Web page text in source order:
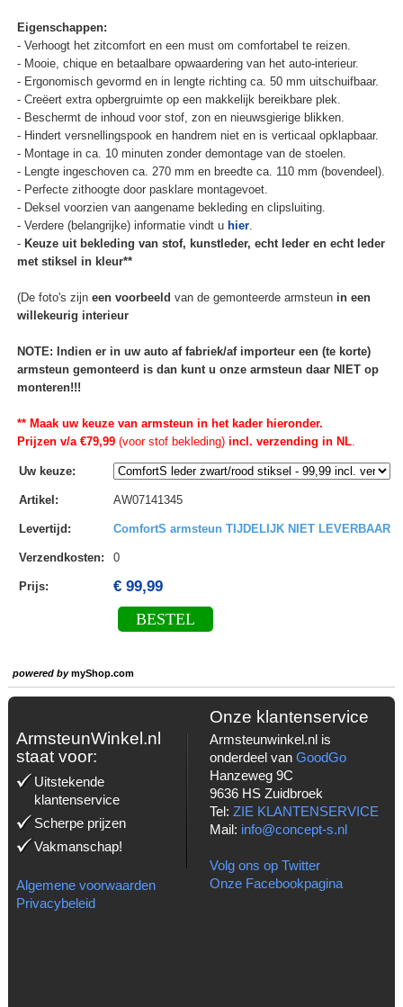
Eigenschappen:
- Verhoogt het zitcomfort en een must om comfortabel te reizen.
- Mooie, chique en betaalbare opwaardering van het auto-interieur.
- Ergonomisch gevormd en in lengte richting ca. 50 mm uitschuifbaar.
- Creëert extra opbergruimte op een makkelijk bereikbare plek.
- Beschermt de inhoud voor stof, zon en nieuwsgierige blikken.
- Hindert versnellingspook en handrem niet en is verticaal opklapbaar.
- Montage in ca. 10 minuten zonder demontage van de stoelen.
- Lengte ingeschoven ca. 270 mm en breedte ca. 110 mm (bovendeel).
- Perfecte zithoogte door pasklare montagevoet.
- Deksel voorzien van aangename bekleding en clipsluiting.
- Verdere (belangrijke) informatie vindt u hier.
- Keuze uit bekleding van stof, kunstleder, echt leder en echt leder
met stiksel in kleur**
(De foto's zijn een voorbeeld van de gemonteerde armsteun in een
willekeurig interieur
NOTE: Indien er in uw auto af fabriek/af importeur een (te korte)
armsteun gemonteerd is dan kunt u onze armsteun daar NIET op
monteren!!!
** Maak uw keuze van armsteun in het kader hieronder.
Prijzen v/a €79,99(voor stof bekleding)incl. verzending in NL.
Uw keuze:
Artikel : AW07141345
Levertijd : ComfortS armsteun TIJDELIJK NIET LEVERBAAR
Verzendkosten: 0
Prijs: € 99,99
BESTEL
powered bymyShop.com
ArmsteunWinkel.nl
staat voor:
Uitstekende
klantenservice
Scherpe prijzen
Vakmanschap!
Algemene voorwaarden
Privacybeleid
Onze klantenservice
Armsteunwinkel.nl is
onderdeel van GoodGo
Hanzeweg 9C
9636 HS Zuidbroek
Tel: ZIE KLANTENSERVICE
Mail: info@concept-s.nl
Volg ons op Twitter
Onze Facebookpagina